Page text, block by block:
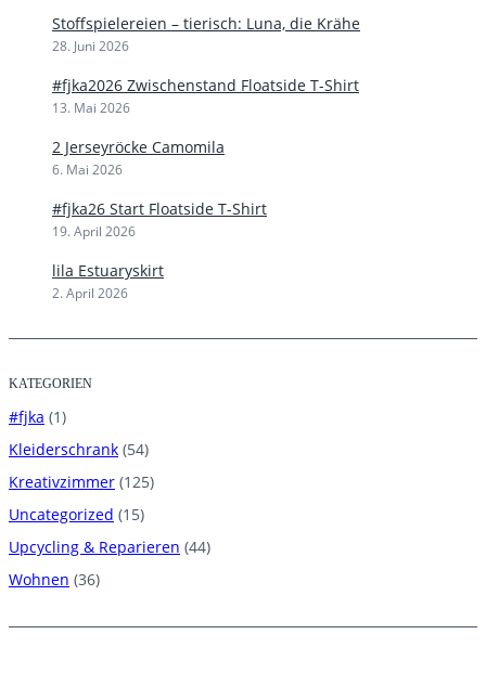
Stoffspielereien – tierisch: Luna, die Krähe
28. Juni 2026
#fjka2026 Zwischenstand Floatside T-Shirt
13. Mai 2026
2 Jerseyröcke Camomila
6. Mai 2026
#fjka26 Start Floatside T-Shirt
19. April 2026
lila Estuaryskirt
2. April 2026
KATEGORIEN
#fjka (1)
Kleiderschrank (54)
Kreativzimmer (125)
Uncategorized (15)
Upcycling & Reparieren (44)
Wohnen (36)